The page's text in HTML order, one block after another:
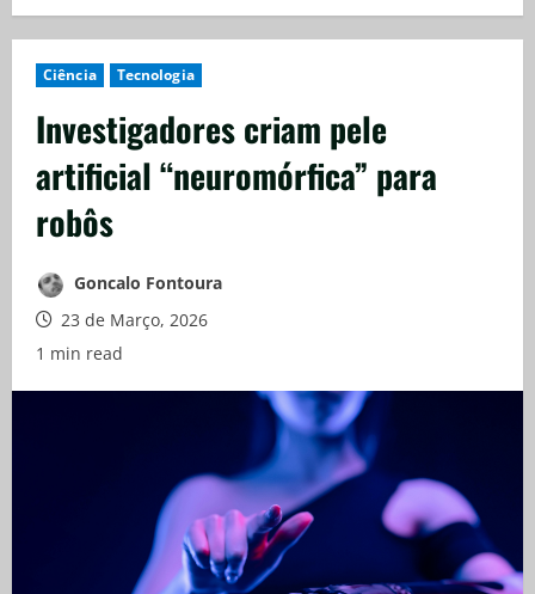
Ciência Tecnologia
Investigadores criam pele
artificial “neuromórfica” para
robôs
Goncalo Fontoura
23 de Março, 2026
1 min read